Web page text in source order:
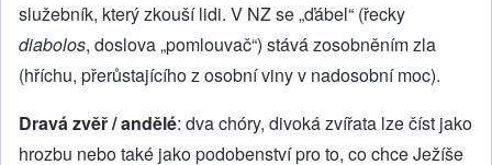
služebník, který zkouší lidi. V NZ se „ďábel“ (řecky
diabolos, doslova „pomlouvač“) stává zosobněním zla
(hříchu, přerůstajícího z osobní viny v nadosobní moc).
Dravá zvěř / andělé: dva chóry, divoká zvířata lze číst jako
hrozbu nebo také jako podobenství pro to, co chce Ježíše